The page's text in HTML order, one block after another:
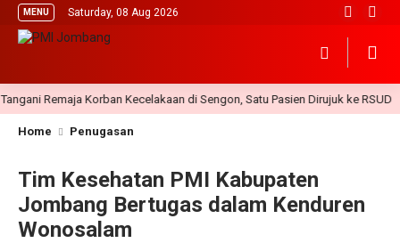
MENU Saturday, 08 Aug 2026
Remaja Korban Kecelakaan di Sengon, Satu Pasien Dirujuk ke RSUD
Home Penugasan
Tim Kesehatan PMI Kabupaten
Jombang Bertugas dalam Kenduren
Wonosalam